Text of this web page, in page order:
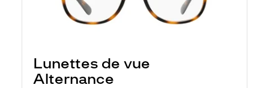
Lunettes de vue
Alternance